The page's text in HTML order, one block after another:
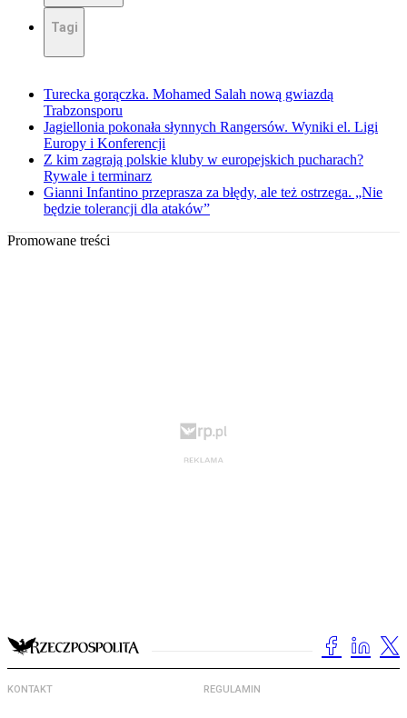
Tagi
Turecka gorączka. Mohamed Salah nową gwiazdą
Trabzonsporu
Jagiellonia pokonała słynnych Rangersów. Wyniki el. Ligi
Europy i Konferencji
Z kim zagrają polskie kluby w europejskich pucharach?
Rywale i terminarz
Gianni Infantino przeprasza za błędy, ale też ostrzega. „Nie
będzie tolerancji dla ataków”
Promowane treści
KONTAKT REGULAMIN